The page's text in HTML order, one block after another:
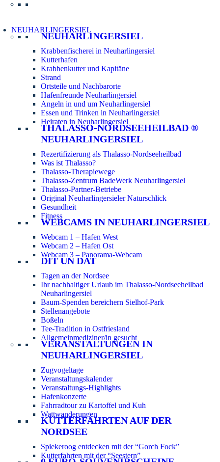
NEUHARLINGERSIEL
NEUHARLINGERSIEL
Krabbenfischerei in Neuharlingersiel
Kutterhafen
Krabbenkutter und Kapitäne
Strand
Ortsteile und Nachbarorte
Hafenfreunde Neuharlingersiel
Angeln in und um Neuharlingersiel
Essen und Trinken in Neuharlingersiel
Heiraten in Neuharlingersiel
THALASSO-NORDSEEHEILBAD ®
NEUHARLINGERSIEL
Rezertifizierung als Thalasso-Nordseeheilbad
Was ist Thalasso?
Thalasso-Therapiewege
Thalasso-Zentrum BadeWerk Neuharlingersiel
Thalasso-Partner-Betriebe
Original Neuharlingersieler Naturschlick
Gesundheit
Fitness
WEBCAMS IN NEUHARLINGERSIEL
Webcam 1 – Hafen West
Webcam 2 – Hafen Ost
Webcam 3 – Panorama-Webcam
DIT UN DAT
Tagen an der Nordsee
Ihr nachhaltiger Urlaub im Thalasso-Nordseeheilbad
Neuharlingersiel
Baum-Spenden bereichern Sielhof-Park
Stellenangebote
Boßeln
Tee-Tradition in Ostfriesland
Allgemeinmediziner/in gesucht
VERANSTALTUNGEN IN
NEUHARLINGERSIEL
Zugvogeltage
Veranstaltungskalender
Veranstaltungs-Highlights
Hafenkonzerte
Fahrradtour zu Kartoffel und Kuh
Wattwanderungen
KUTTERFAHRTEN AUF DER
NORDSEE
Spiekeroog entdecken mit der “Gorch Fock”
Kutterfahrten mit der “Seestern”